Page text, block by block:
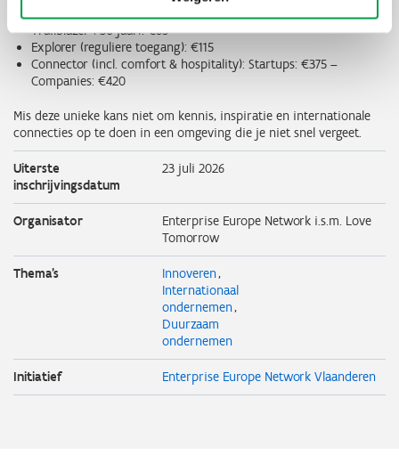
Trailblazer (-30 jaar): €65
Explorer (reguliere toegang): €115
Connector (incl. comfort & hospitality): Startups: €375 –
Companies: €420
Mis deze unieke kans niet om kennis, inspiratie en internationale
connecties op te doen in een omgeving die je niet snel vergeet.
Uiterste
inschrijvingsdatum
23 juli 2026
Organisator
Enterprise Europe Network i.s.m. Love
Tomorrow
Thema's
Innoveren
Internationaal
ondernemen
Duurzaam
ondernemen
Initiatief Enterprise Europe Network Vlaanderen